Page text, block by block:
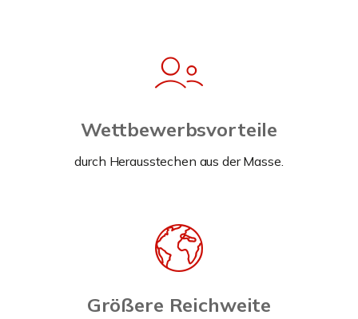
Wettbewerbsvorteile
durch Herausstechen aus der Masse.
Größere Reichweite